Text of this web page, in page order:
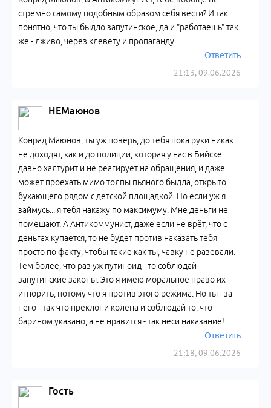
21:13, 09.06.2026
стрёмно самому подобным образом себя вести? И так
понятно, что ты быдло запутинское, да и "работаешь" так
же - лживо, через клевету и пропаганду.
Ответить
НЕМаюнов
21:18, 09.06.2026
Конрад Маюнов, ты уж поверь, до тебя пока руки никак
не доходят, как и до полиции, которая у нас в Бийске
давно халтурит и не реагирует на обращения, и даже
может проехать мимо толпы пьяного быдла, открыто
бухающего рядом с детской площадкой. Но если уж я
займусь... я тебя накажу по максимуму. Мне деньги не
помешают. А Антикоммунист, даже если не врёт, что с
деньгах купается, то не будет против наказать тебя
просто по факту, чтобы такие как ты, чавку не разевали.
Тем более, что раз уж путиноид - то соблюдай
запутинские законы. Это я имею моральное право их
игнорить, потому что я против этого режима. Но ты - за
него - так что преклони колена и соблюдай то, что
барином указано, а не нравится - так неси наказание!
Ответить
Гость